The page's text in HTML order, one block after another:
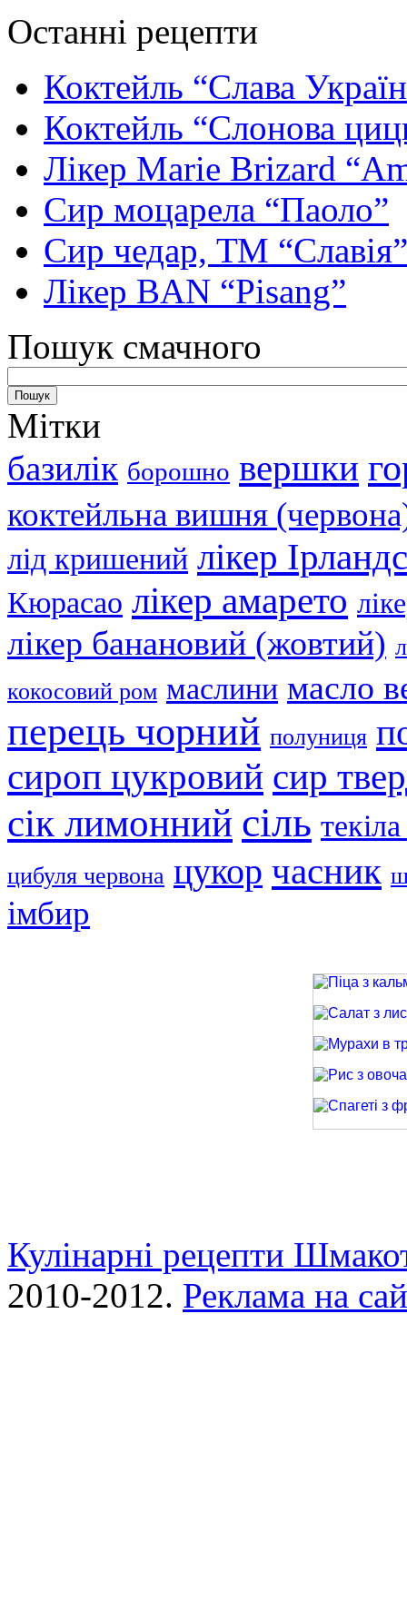
Останні рецепти
Коктейль “Слава
Коктейль “Слонова
Лікер Marie Brizard
Сир моцарела “Паоло”
Сир чедар, ТМ “Славія”
Лікер BAN “Pisang”
Пошук смачного
Мітки
базилік борошно вершки
коктейльна вишня
лід кришений лікер
Кюрасао лікер амарето
лікер банановий (жовтий)
кокосовий ром маслини масло
перець чорний полуниця
сироп цукровий сир
сік лимонний сіль
цибуля червона цукор часник
імбир
Кулінарні рецепти
2010-2012. Реклама на